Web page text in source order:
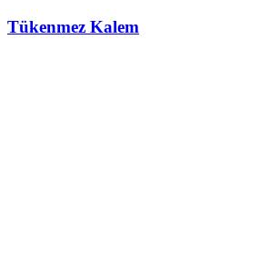
Tükenmez Kalem